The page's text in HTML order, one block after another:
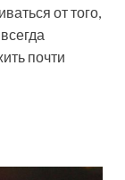
от того,
почти